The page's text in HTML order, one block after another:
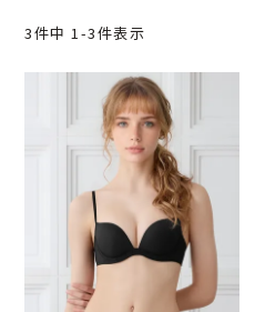
3件中 1 -3件表示